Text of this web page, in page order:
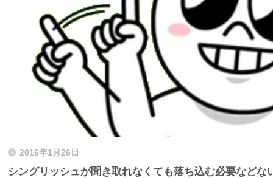
2016年1月26日
シングリッシュが聞き取れなくても落ち込む必要などな